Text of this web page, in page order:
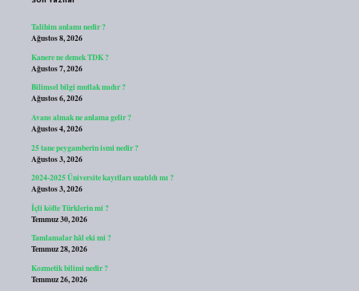
Talihim anlamı nedir ?
Ağustos 8, 2026
Kanere ne demek TDK ?
Ağustos 7, 2026
Bilimsel bilgi mutlak mıdır ?
Ağustos 6, 2026
Avans almak ne anlama gelir ?
Ağustos 4, 2026
25 tane peygamberin ismi nedir ?
Ağustos 3, 2026
2024-2025 Üniversite kayıtları uzatıldı mı ?
Ağustos 3, 2026
İçli köfte Türklerin mi ?
Temmuz 30, 2026
Tamlamalar hâl eki mi ?
Temmuz 28, 2026
Kozmetik bilimi nedir ?
Temmuz 26, 2026